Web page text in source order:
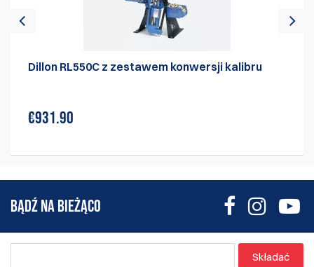
Dillon RL550C z zestawem konwersji kalibru
€931.90
BĄDŹ NA BIEŻĄCO
Składać